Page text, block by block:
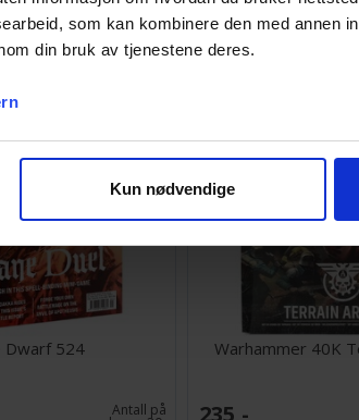
som kan kombinere den med annen
din bruk av tjenestene deres.
Kun nødvendige
lager: 4
Dwarf 524
Antall på
Warhammer 40K